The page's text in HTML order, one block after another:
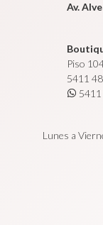
Av.
Piso
5411
Lunes a